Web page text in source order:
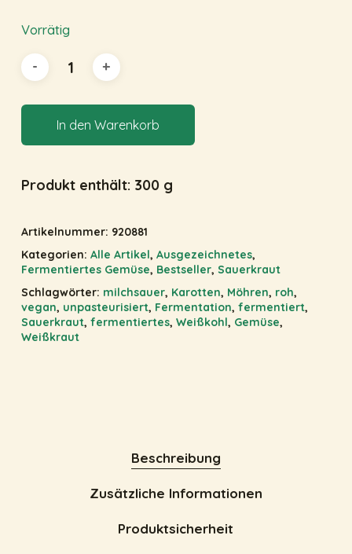
Vorrätig
In den Warenkorb
Produkt enthält: 300 g
Artikelnummer: 920881
Kategorien: Alle Artikel, Ausgezeichnetes,
Fermentiertes Gemüse, Bestseller, Sauerkraut
Schlagwörter: milchsauer, Karotten, Möhren, roh,
vegan, unpasteurisiert, Fermentation, fermentiert,
Sauerkraut, fermentiertes, Weißkohl, Gemüse,
Weißkraut
Beschreibung
Zusätzliche Informationen
Produktsicherheit